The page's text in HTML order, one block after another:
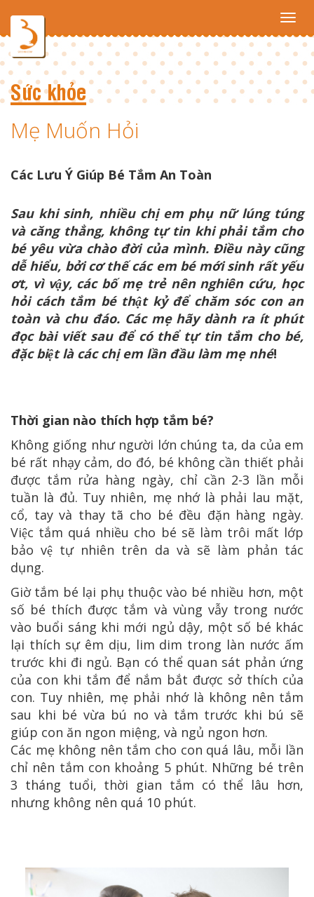
Sức khỏe
Mẹ Muốn Hỏi
Các Lưu Ý Giúp Bé Tắm An Toàn
Sau khi sinh, nhiều chị em phụ nữ lúng túng
và căng thẳng, không tự tin khi phải tắm cho
bé yêu vừa chào đời của mình. Điều này cũng
dễ hiểu, bởi cơ thế các em bé mới sinh rất yếu
ơt, vì vậy, các bố mẹ trẻ nên nghiên cứu, học
hỏi cách tắm bé thật kỷ để chăm sóc con an
toàn và chu đáo. Các mẹ hãy dành ra ít phút
đọc bài viết sau để có thể tự tin tắm cho bé,
đặc biệt là các chị em lần đầu làm mẹ nhé!
Thời gian nào thích hợp tắm bé?
Không giống như người lớn chúng ta, da của em
bé rất nhạy cảm, do đó, bé không cần thiết phải
được tắm rửa hàng ngày, chỉ cần 2-3 lần mỗi
tuần là đủ. Tuy nhiên, mẹ nhớ là phải lau mặt,
cổ, tay và thay tã cho bé đều đặn hàng ngày.
Việc tắm quá nhiều cho bé sẽ làm trôi mất lớp
bảo vệ tự nhiên trên da và sẽ làm phản tác
dụng.
Giờ tắm bé lại phụ thuộc vào bé nhiều hơn, một
số bé thích được tắm và vùng vẫy trong nước
vào buổi sáng khi mới ngủ dậy, một số bé khác
lại thích sự êm dịu, lim dim trong làn nước ấm
trước khi đi ngủ. Bạn có thể quan sát phản ứng
của con khi tắm để nắm bắt được sở thích của
con. Tuy nhiên, mẹ phải nhớ là không nên tắm
sau khi bé vừa bú no và tắm trước khi bú sẽ
giúp con ăn ngon miệng, và ngủ ngon hơn.
Các mẹ không nên tắm cho con quá lâu, mỗi lần
chỉ nên tắm con khoảng 5 phút. Những bé trên
3 tháng tuổi, thời gian tắm có thể lâu hơn,
nhưng không nên quá 10 phút.